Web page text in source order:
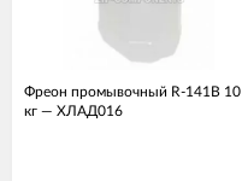
Фреон промывочный R-141В 10
кг — ХЛАД016